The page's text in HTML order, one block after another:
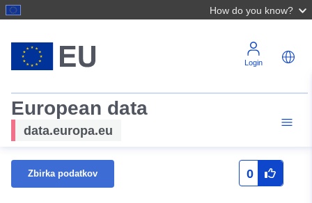
How do you know?
Login
European data
data.europa.eu
Zbirka podatkov 0